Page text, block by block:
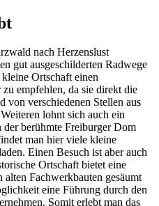
nach Herzenslust
gut ausgeschilderten Radwege
Ortschaft einen
empfehlen, da sie direkt die
von verschiedenen Stellen aus
lohnt sich auch ein
berühmte Freiburger Dom
man hier viele kleine
Einen Besuch ist aber auch
Ortschaft bietet eine
Fachwerkbauten gesäumt
eine Führung durch den
Somit erlebt man das